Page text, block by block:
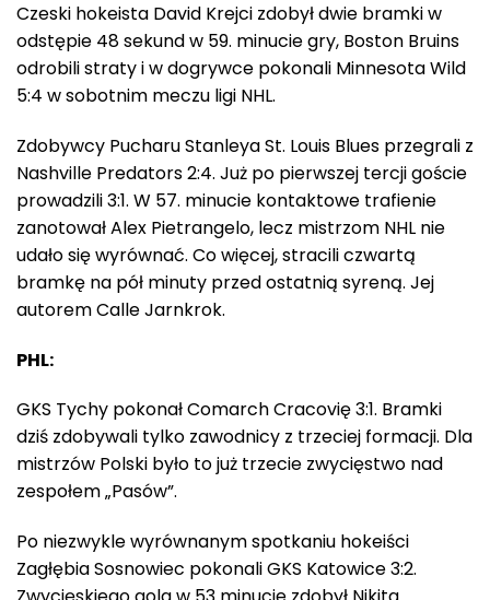
Czeski hokeista David Krejci zdobył dwie bramki w
odstępie 48 sekund w 59. minucie gry, Boston Bruins
odrobili straty i w dogrywce pokonali Minnesota Wild
5:4 w sobotnim meczu ligi NHL.
Zdobywcy Pucharu Stanleya St. Louis Blues przegrali z
Nashville Predators 2:4. Już po pierwszej tercji goście
prowadzili 3:1. W 57. minucie kontaktowe trafienie
zanotował Alex Pietrangelo, lecz mistrzom NHL nie
udało się wyrównać. Co więcej, stracili czwartą
bramkę na pół minuty przed ostatnią syreną. Jej
autorem Calle Jarnkrok.
PHL:
GKS Tychy pokonał Comarch Cracovię 3:1. Bramki
dziś zdobywali tylko zawodnicy z trzeciej formacji. Dla
mistrzów Polski było to już trzecie zwycięstwo nad
zespołem „Pasów”.
Po niezwykle wyrównanym spotkaniu hokeiści
Zagłębia Sosnowiec pokonali GKS Katowice 3:2.